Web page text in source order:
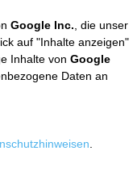
Google Inc. , die unser
auf "Inhalte anzeigen"
Inhalte von Google
Daten an